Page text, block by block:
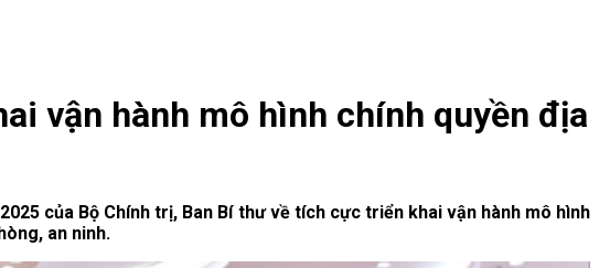
vận hành mô hình chính quyền địa
của Bộ Chính trị, Ban Bí thư về tích cực triển khai vận hành mô hình
an ninh.